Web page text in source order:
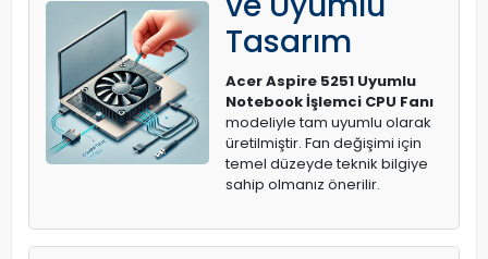
Tasarım
Acer Aspire 5251 Uyumlu
Notebook İşlemci CPU Fanı
modeliyle tam uyumlu olarak
üretilmiştir. Fan değişimi için
temel düzeyde teknik bilgiye
sahip olmanız önerilir.